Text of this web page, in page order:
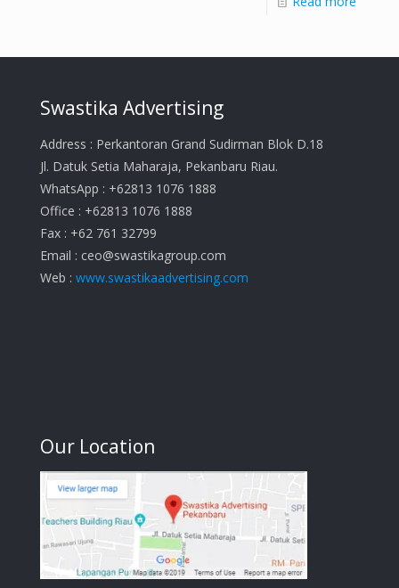
Swastika Advertising
Address : Perkantoran Grand Sudirman Blok D.18
Jl. Datuk Setia Maharaja, Pekanbaru Riau.
WhatsApp : +62813 1076 1888
Office : +62813 1076 1888
Fax : +62 761 32799
Email : ceo@swastikagroup.com
Web : www.swastikaadvertising.com
Our Location